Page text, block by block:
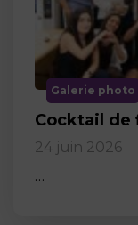
Galerie photo
Cocktail de
24 juin 2026
…